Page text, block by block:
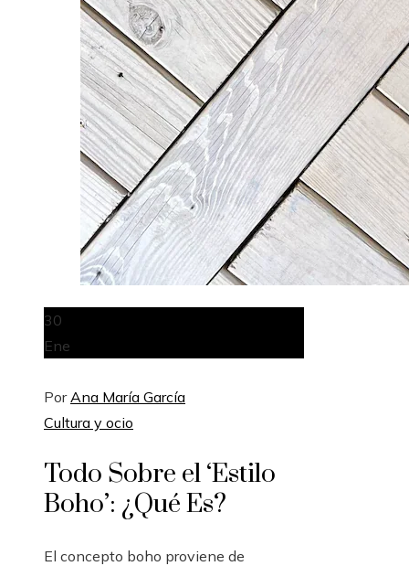
30
Ene
Por Ana María García
Cultura y ocio
Todo Sobre el ‘Estilo
Boho’: ¿Qué Es?
El concepto boho proviene de